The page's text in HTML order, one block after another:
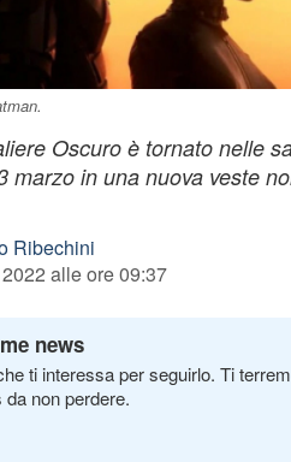
Oscuro è tornato nelle
marzo in una nuova veste
Ribechini
alle ore 09:37
news
ti interessa per seguirlo. Ti
non perdere.